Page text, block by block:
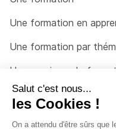
Une formation en
Une formation par
Un organisme de
Un conseiller
Une solution pour